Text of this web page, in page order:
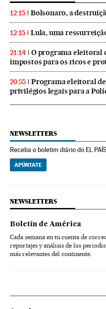
12:15 Bolsonaro, a
12:15 Lula, uma
21:14
O programa eleitoral
impostos para os ricos e
20:55
Programa eleitoral
privilégios legais para a
NEWSLETTERS
Receba o boletim diário do EL
APÚNTATE
NEWSLETTERS
Boletín de América
Cada semana en tu cuenta de
reportajes y análisis de los
más relevantes del continente.